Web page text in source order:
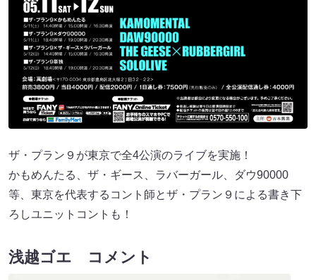
ザ・プラン９が東京で全4公演のライブを実施！
かもめんたる、ザ・ギース、ラバーガール、ダウ90000
等、東京を代表するコント師とザ・プラン９による書き下
ろしユニットコントも！
浅越ゴエ コメント